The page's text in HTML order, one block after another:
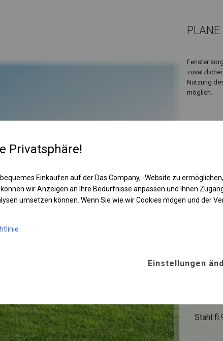
PLANE
Fenster
Nutzung
möglich.
ROHRE
Stahl fi
Privatsphäre!
Einkaufen auf der Das Company, -Website zu
wir Anzeigen an Ihre Bedürfnisse anpassen und Ihnen
umsetzen können. Wenn Sie wie wir Cookies mögen und der
Einstellungen